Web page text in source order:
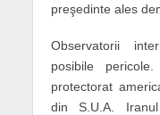
preşedinte ales
Observatorii
posibile
protectorat
din S.U.A.